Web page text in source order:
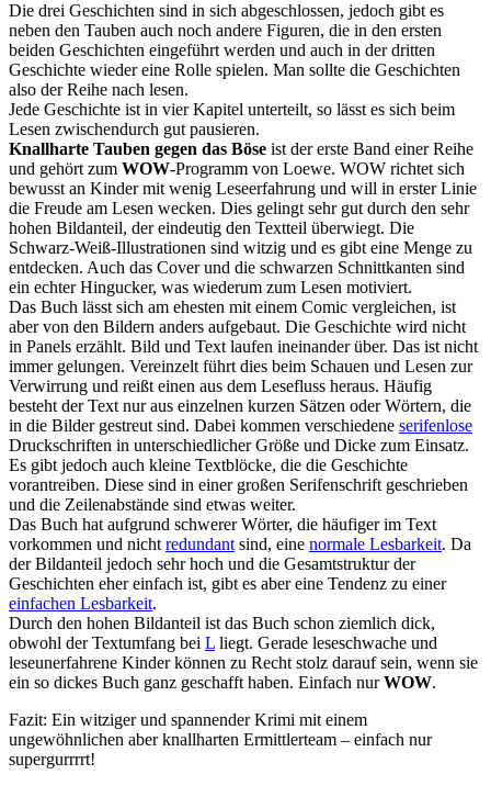
Die drei Geschichten sind in sich abgeschlossen, jedoch gibt es
neben den Tauben auch noch andere Figuren, die in den ersten
beiden Geschichten eingeführt werden und auch in der dritten
Geschichte wieder eine Rolle spielen. Man sollte die Geschichten
also der Reihe nach lesen.
Jede Geschichte ist in vier Kapitel unterteilt, so lässt es sich beim
Lesen zwischendurch gut pausieren.
Knallharte Tauben gegen das Böse ist der erste Band einer Reihe
und gehört zum WOW-Programm von Loewe. WOW richtet sich
bewusst an Kinder mit wenig Leseerfahrung und will in erster Linie
die Freude am Lesen wecken. Dies gelingt sehr gut durch den sehr
hohen Bildanteil, der eindeutig den Textteil überwiegt. Die
Schwarz-Weiß-Illustrationen sind witzig und es gibt eine Menge zu
entdecken. Auch das Cover und die schwarzen Schnittkanten sind
ein echter Hingucker, was wiederum zum Lesen motiviert.
Das Buch lässt sich am ehesten mit einem Comic vergleichen, ist
aber von den Bildern anders aufgebaut. Die Geschichte wird nicht
in Panels erzählt. Bild und Text laufen ineinander über. Das ist nicht
immer gelungen. Vereinzelt führt dies beim Schauen und Lesen zur
Verwirrung und reißt einen aus dem Lesefluss heraus. Häufig
besteht der Text nur aus einzelnen kurzen Sätzen oder Wörtern, die
in die Bilder gestreut sind. Dabei kommen verschiedene serifenlose
Druckschriften in unterschiedlicher Größe und Dicke zum Einsatz.
Es gibt jedoch auch kleine Textblöcke, die die Geschichte
vorantreiben. Diese sind in einer großen Serifenschrift geschrieben
und die Zeilenabstände sind etwas weiter.
Das Buch hat aufgrund schwerer Wörter, die häufiger im Text
vorkommen und nicht redundant sind, eine normale Lesbarkeit. Da
der Bildanteil jedoch sehr hoch und die Gesamtstruktur der
Geschichten eher einfach ist, gibt es aber eine Tendenz zu einer
einfachen Lesbarkeit.
Durch den hohen Bildanteil ist das Buch schon ziemlich dick,
obwohl der Textumfang bei L liegt. Gerade leseschwache und
leseunerfahrene Kinder können zu Recht stolz darauf sein, wenn sie
ein so dickes Buch ganz geschafft haben. Einfach nurWOW.
Fazit: Ein witziger und spannender Krimi mit einem
ungewöhnlichen aber knallharten Ermittlerteam – einfach nur
supergurrrrt!